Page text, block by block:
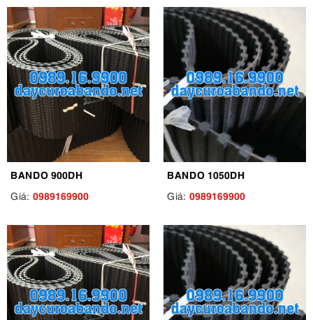
BANDO 900DH
Giá: 0989169900
BANDO 1050DH
Giá: 0989169900